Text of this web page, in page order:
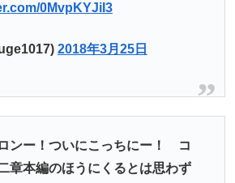
0MvpKYJiI3
2018年3月25日
ンー！ついにこっちにー！ コ
章本編のほうにくるとは思わず